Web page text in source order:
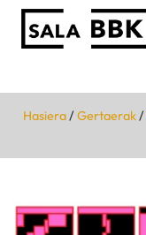
Hasiera/Gertaerak/